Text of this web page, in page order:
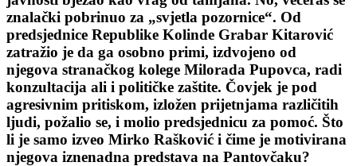
znalački pobrinuo za „svjetla pozornice“. Od
predsjednice Republike Kolinde Grabar Kitarović
zatražio je da ga osobno primi, izdvojeno od
njegova stranačkog kolege Milorada Pupovca, radi
konzultacija ali i političke zaštite. Čovjek je pod
agresivnim pritiskom, izložen prijetnjama različitih
ljudi, požalio se, i molio predsjednicu za pomoć. Što
li je samo izveo Mirko Rašković i čime je motivirana
njegova iznenadna predstava na Pantovčaku?